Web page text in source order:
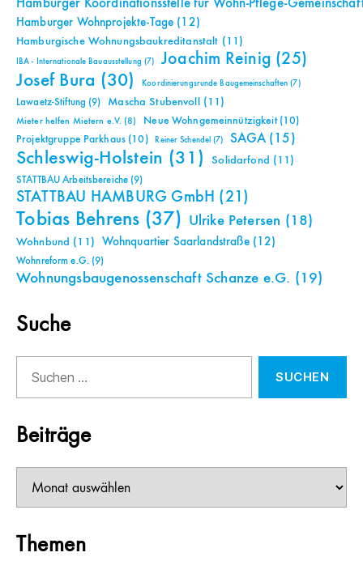
Hamburger Koordinationsstelle für Wohn-Pflege-
Hamburger Wohnprojekte-Tage (12)
Hamburgische Wohnungsbaukreditanstalt (11)
IBA - Internationale Bauausstellung (7) Joachim Reinig (25)
Josef Bura (30) Koordinierungsrunde Baugemeinschaften (7)
Lawaetz-Stiftung (9) Mascha Stubenvoll (11)
Mieter helfen Mietern e.V. (8) Neue Wohngemeinnützigkeit(10)
Projektgruppe Parkhaus (10) Reiner Schendel (7) SAGA(15)
Schleswig-Holstein (31) Solidarfond (11)
STATTBAU Arbeitsbereiche (9)
STATTBAU HAMBURG GmbH (21)
Tobias Behrens (37) Ulrike Petersen (18)
Wohnbund (11) Wohnquartier Saarlandstraße(12)
Wohnreform e.G.(9)
Wohnungsbaugenossenschaft Schanze e.G. (19)
Suche
nach:
Beiträge
Themen